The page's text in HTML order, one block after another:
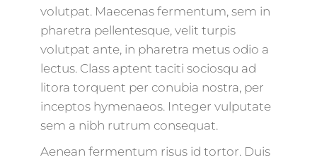
volutpat. Maecenas fermentum, sem in
pharetra pellentesque, velit turpis
volutpat ante, in pharetra metus odio a
lectus. Class aptent taciti sociosqu ad
litora torquent per conubia nostra, per
inceptos hymenaeos. Integer vulputate
sem a nibh rutrum consequat.
Aenean fermentum risus id tortor. Duis